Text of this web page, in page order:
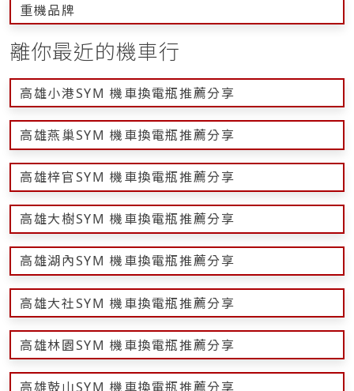
重機品牌
離你最近的機車行
高雄小港SYM 機車換電瓶推薦分享
高雄燕巢SYM 機車換電瓶推薦分享
高雄梓官SYM 機車換電瓶推薦分享
高雄大樹SYM 機車換電瓶推薦分享
高雄湖內SYM 機車換電瓶推薦分享
高雄大社SYM 機車換電瓶推薦分享
高雄林園SYM 機車換電瓶推薦分享
高雄鼓山SYM 機車換電瓶推薦分享